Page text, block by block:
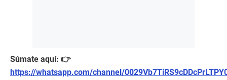
Súmate aquí: 👉
https://whatsapp.com/channel/